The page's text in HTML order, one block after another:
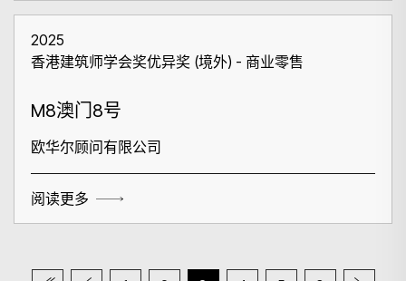
2025
香港建筑师学会奖优异奖 (境外) - 商业零售
M8澳门8号
欧华尔顾问有限公司
阅读更多